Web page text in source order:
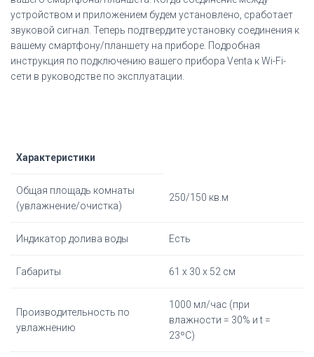
устройством и приложением будем установлено, сработает
звуковой сигнал. Теперь подтвердите установку соединения к
вашему смартфону/планшету на приборе. Подробная
инструкция по подключению вашего прибора Venta к Wi-Fi-
cети в руководстве по эксплуатации.
Характеристики
Общая площадь комнаты
(увлажнение/очистка)
250/150 кв.м
Индикатор долива воды Есть
Габариты 61 х 30 х 52 см
Производительность по
увлажнению
1000 мл/час (при
влажности = 30% и t =
23ºС)